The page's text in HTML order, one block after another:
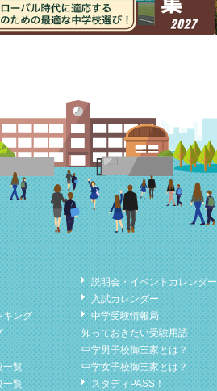
キング
一覧
一覧
説明会・イベントカレンダー
入試カレンダー
中学受験情報局
知っておきたい受験用語
中学男子校御三家とは？
中学女子校御三家とは？
スタディPASS！